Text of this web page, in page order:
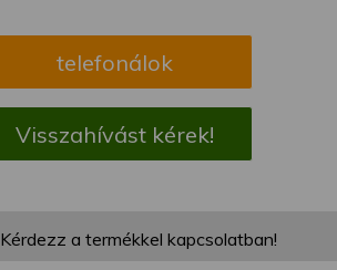
telefonálok
Visszahívást kérek!
Kérdezz a termékkel kapcsolatban!